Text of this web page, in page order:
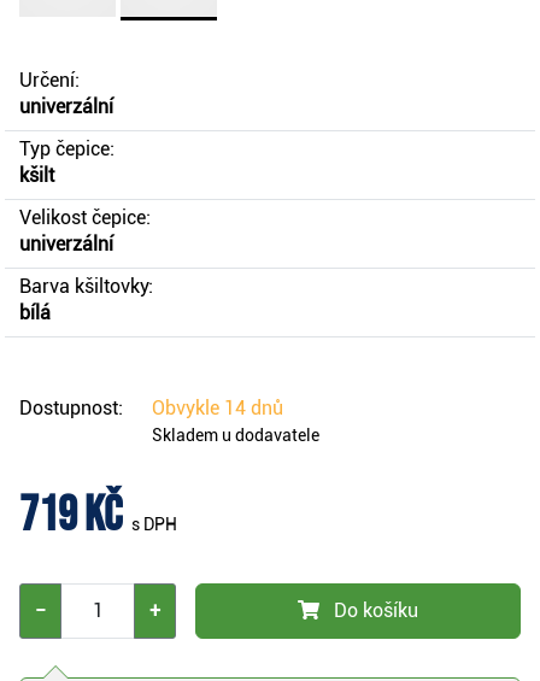
Určení:
univerzální
Typ čepice:
kšilt
Velikost čepice:
univerzální
Barva kšiltovky:
bílá
Dostupnost: Obvykle 14 dnů
Skladem u dodavatele
719 Kč s DPH
− + Do košíku